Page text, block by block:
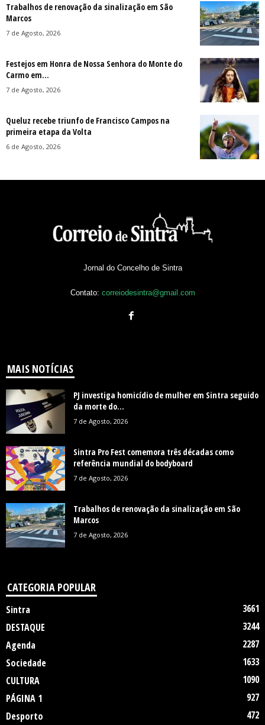
Trabalhos de renovação da sinalização em São
Marcos
7 de Agosto, 2026
Festejos em Honra de Nossa Senhora do Monte do
Carmo em...
7 de Agosto, 2026
Queluz recebe triunfo de Francisco Campos na
primeira etapa da Volta
6 de Agosto, 2026
Jornal do Concelho de Sintra
Contato: correiodesintra@gmail.com
MAIS NOTÍCIAS
PJ investiga homicídio de mulher em Sintra seguido
da morte do...
7 de Agosto, 2026
Sintra Pro Fest comemora três décadas como
referência mundial do bodyboard
7 de Agosto, 2026
Trabalhos de renovação da sinalização em São
Marcos
7 de Agosto, 2026
CATEGORIA POPULAR
Sintra
3661
DESTAQUE
3244
Agenda
2287
Sociedade
1633
CULTURA
1090
PÁGINA 1
927
Desporto
472